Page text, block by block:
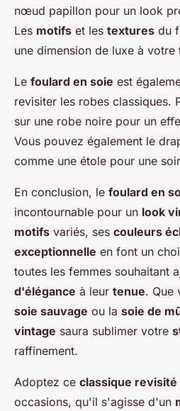
nœud papillon pour un look
Les motifs et les textures du
une dimension de luxe à votre
Le foulard en soie est
revisiter les robes classiques.
sur une robe noire pour un
Vous pouvez également le
comme une étole pour une
En conclusion, le foulard en
incontournable pour un look
motifs variés, ses couleurs
exceptionnelle en font un
toutes les femmes souhaitant
d'élégance à leur tenue. Que
soie sauvage ou la soie de
vintage saura sublimer votre
raffinement.
Adoptez ce classique revisité
occasions, qu'il s'agisse d'un